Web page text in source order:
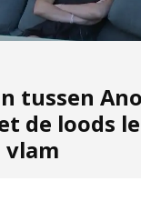
tussen
de loods
vlam